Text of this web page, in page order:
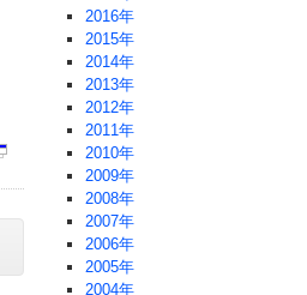
2016年
2015年
2014年
2013年
2012年
2011年
2010年
2009年
2008年
2007年
2006年
2005年
2004年